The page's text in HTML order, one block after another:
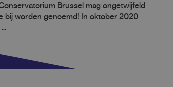
Brussel mag ongetwijfeld
bij worden genoemd! In oktober 2020